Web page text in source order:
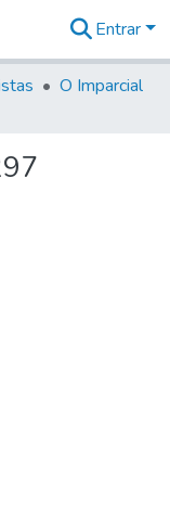
Entrar
O Imparcial